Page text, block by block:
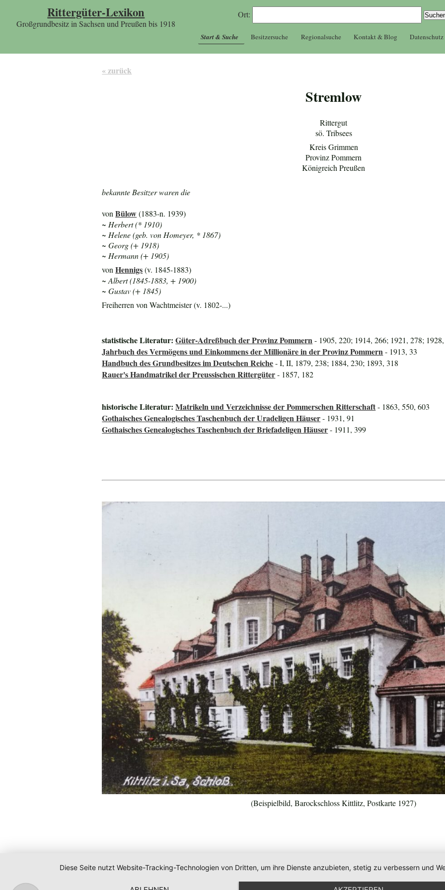
Rittergüter-Lexikon
Großgrundbesitz in Sachsen und Preußen bis 1918
Ort:
Start & Suche Besitzersuche Regionalsuche Kontakt & Blog Datenschutz
« zurück
Stremlow
Rittergut
sö. Tribsees
Kreis Grimmen
Provinz Pommern
Königreich Preußen
bekannte Besitzer waren die
vonBülow(1883-n. 1939)
~ Herbert (* 1910)
~ Helene (geb. von Homeyer, * 1867)
~ Georg (+ 1918)
~ Hermann (+ 1905)
vonHennigs(v. 1845-1883)
~ Albert (1845-1883, + 1900)
~ Gustav (+ 1845)
Freiherren von Wachtmeister (v. 1802-...)
statistische Literatur:Güter-Adreßbuch der Provinz Pommern - 1905, 220; 1914, 266; 1921, 278;
Jahrbuch des Vermögens und Einkommens der Millionäre in der Provinz Pommern - 1913, 33
Handbuch des Grundbesitzes im Deutschen Reiche- I, II, 1879, 238; 1884, 230; 1893, 318
Rauer's Handmatrikel der Preussischen Rittergüter- 1857, 182
historische Literatur:Matrikeln und Verzeichnisse der Pommerschen Ritterschaft- 1863, 550, 603
Gothaisches Genealogisches Taschenbuch der Uradeligen Häuser- 1931, 91
Gothaisches Genealogisches Taschenbuch der Briefadeligen Häuser- 1911, 399
(Beispielbild, Barockschloss Kittlitz, Postkarte 1927)
Diese Seite nutzt Website-Tracking-Technologien von Dritten, um ihre Dienste anzubieten, stetig zu verbessern und